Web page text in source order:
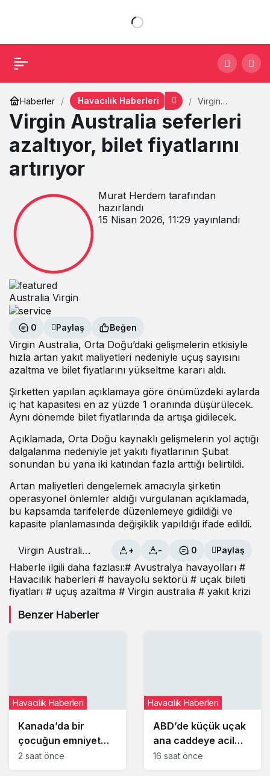
Haberler Havacılık Haberleri
Virgin
seferleri
azaltıyor, bilet
fiyatlarını
artırıyor
Virgin Australia seferleri
azaltıyor, bilet fiyatlarını
artırıyor
Murat Herdemtarafından
hazırlandı
15 Nisan 2026, 11:29 yayınlandı
Australia Virgin
0 Paylaş Beğen
Virgin Australia, Orta Doğu’daki gelişmelerin etkisiyle
hızla artan yakıt maliyetleri nedeniyle uçuş sayısını
azaltma ve bilet fiyatlarını yükseltme kararı aldı.
Şirketten yapılan açıklamaya göre önümüzdeki aylarda
iç hat kapasitesi en az yüzde 1 oranında düşürülecek.
Aynı dönemde bilet fiyatlarında da artışa gidilecek.
Açıklamada, Orta Doğu kaynaklı gelişmelerin yol açtığı
dalgalanma nedeniyle jet yakıtı fiyatlarının Şubat
sonundan bu yana iki katından fazla arttığı belirtildi.
Artan maliyetleri dengelemek amacıyla şirketin
operasyonel önlemler aldığı vurgulanan açıklamada,
bu kapsamda tarifelerde düzenlemeye gidildiği ve
kapasite planlamasında değişiklik yapıldığı ifade edildi.
Virgin Australia
seferleri
azaltıyor, bilet
fiyatlarını
artırıyor
+ - 0 Paylaş
Haberle ilgili daha fazlası:# Avustralya havayolları #
Havacılık haberleri # havayolu sektörü # uçak bileti
fiyatları # uçuş azaltma # Virgin australia # yakıt krizi
Benzer Haberler
Kanada’da bir
çocuğun emniyet
kemerini takmaması
Havacılık Haberleri
2 saat önce
ABD’de küçük uçak
ana caddeye acil
iniş yaptı
Havacılık Haberleri
16 saat önce